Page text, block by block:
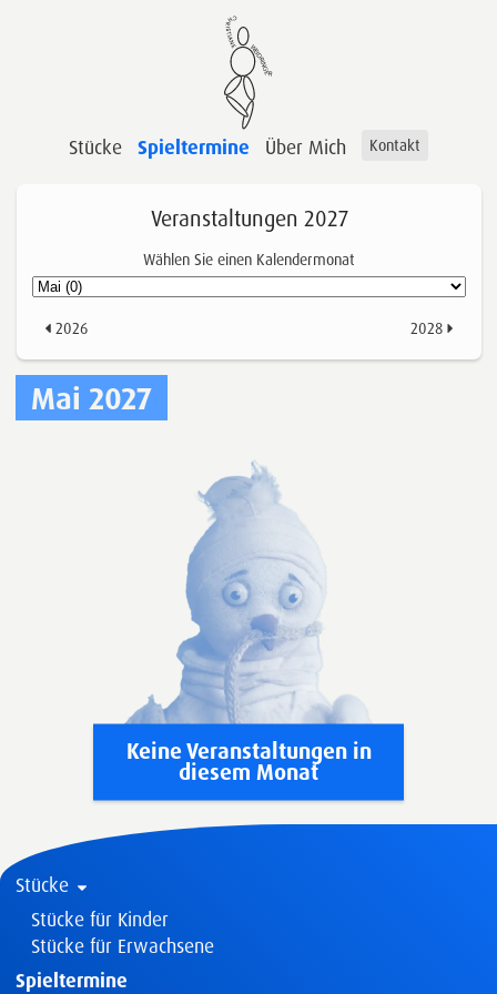
Stücke Spieltermine Über Mich Kontakt
Mai 2027
Keine Veranstaltungen in
diesem Monat
Veranstaltungen 2027
Wählen Sie einen Kalendermonat
2026 2028
Stücke
Stücke für Kinder
Stücke für Erwachsene
Spieltermine